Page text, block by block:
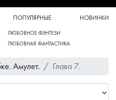
ПОПУЛЯРНЫЕ НОВИНКИ
ЛЮБОВНОЕ ФЭНТЕЗИ
ЛЮБОВНАЯ ФАНТАСТИКА
Амулет. Глава 7.